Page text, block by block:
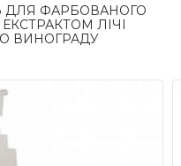
ДЛЯ ФАРБОВАНОГО
ЛІЧІ
ВИНОГРАДУ